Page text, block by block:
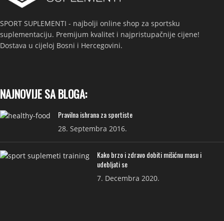
SPORT SUPLEMENTI - najbolji online shop za sportsku
suplementaciju. Premijum kvalitet i najpristupačnije cijene!
Dostava u cijeloj Bosni i Hercegovini.
NAJNOVIJE SA BLOGA:
Pravilna ishrana za sportiste
28. Septembra 2016.
Kako brzo i zdravo dobiti mišićnu masu i
udebljati se
7. Decembra 2020.